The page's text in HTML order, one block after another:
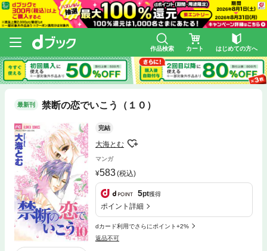
作品検索 カート はじめての方へ
最新刊 禁断の恋でいこう（１０）
完結
大海とむ
マンガ
583(税込)
5pt獲得
ポイント詳細
dカード利用でさらにポイント+2%
返品不可